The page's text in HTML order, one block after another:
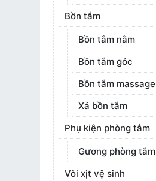
Bồn tắm
Bồn tắm nằm
Bồn tắm góc
Bồn tắm massage
Xả bồn tắm
Phụ kiện phòng tắm
Gương phòng tắm
Vòi xịt vệ sinh